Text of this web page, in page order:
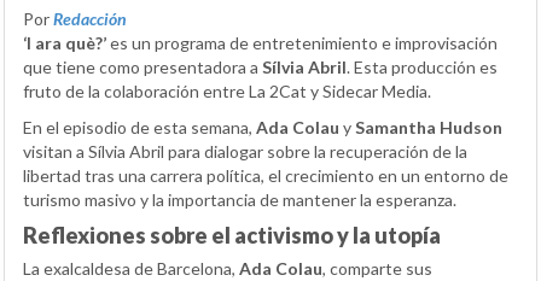
PorRedacción
‘I ara què?’es un programa de entretenimiento e improvisación
que tiene como presentadora a Sílvia Abril. Esta producción es
fruto de la colaboración entre La 2Cat y Sidecar Media.
En el episodio de esta semana, Ada Colau ySamantha Hudson
visitan a Sílvia Abril para dialogar sobre la recuperación de la
libertad tras una carrera política, el crecimiento en un entorno de
turismo masivo y la importancia de mantener la esperanza.
Reflexiones sobre el activismo y la utopía
La exalcaldesa de Barcelona, Ada Colau, comparte sus